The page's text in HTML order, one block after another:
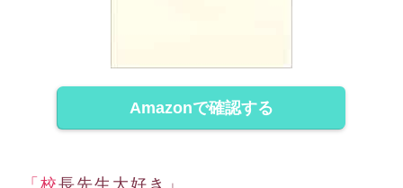
Amazonで確認する
「校長先生大好き」